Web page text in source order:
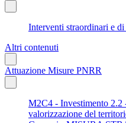
Interventi straordinari e di
Altri contenuti
Attuazione Misure PNRR
M2C4 - Investimento 2.2
valorizzazione del